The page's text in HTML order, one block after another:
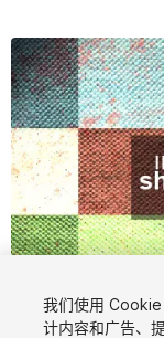
当前幻灯片：1 / 10
我们使用 Cookie
计内容和广告、